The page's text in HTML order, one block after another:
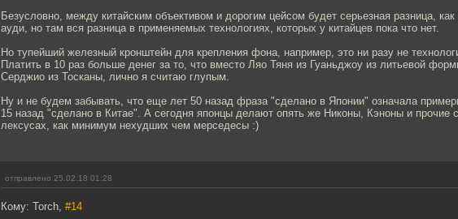
Безусловно, между китайским объективом и дорогим цейсом будет серьезная разница,
ауди, но там вся разница в применяемых технологиях, которых у китайцев пока что нет.
Но тупейший железный кронштейн для крепления фона, например, это ни разу не
Платить в 10 раз больше денег за то, что вместо Ляо Тяня из Гуаньджоу из литьевой
Серджио из Тосканы, лично я считаю глупым.
Ну и не будем забывать, что еще лет 50 назад фраза "сделано в Японии" означала
15 назад "сделано в Китае". А сегодня японцы делают опять же Никоны, Кэноны и прочие
лексусах, как минимум нехудших чем мерседесы :)
отправлено 25.02.18 01:28
Кому: Torch, #14